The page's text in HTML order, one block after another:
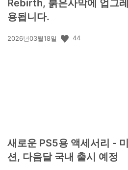
Rebirth, 붉은사막에 업그
용됩니다.
공
2026년03월18일 44
새로운 PS5용 액세서리 -
션, 다음달 국내 출시 예정